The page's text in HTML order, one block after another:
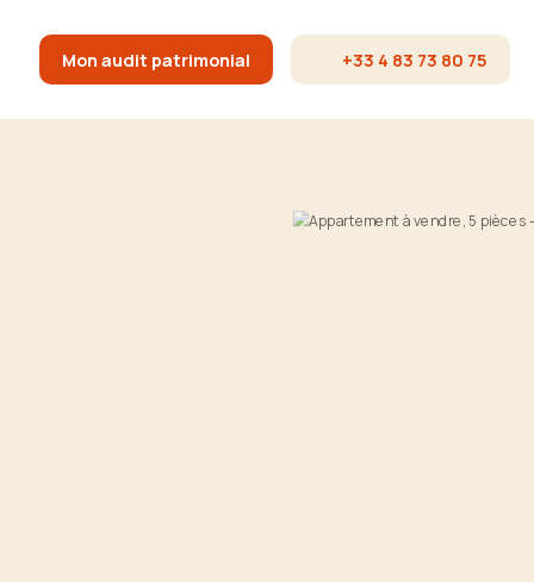
Mon audit patrimonial +33 4 83 73 80 75